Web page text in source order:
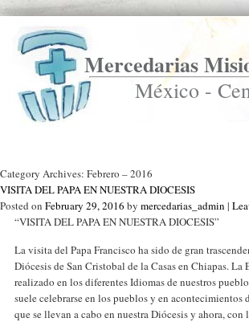
Mercedarias
México -
Category Archives: Febrero – 2016
VISITA DEL PAPA EN NUESTRA DIOCESIS
Posted on February 29, 2016 by mercedarias_admin |
“VISITA DEL PAPA EN NUESTRA DIOCESIS”
La visita del Papa Francisco ha sido de gran
Diócesis de San Cristobal de la Casas en Chiapas. La
realizado en los diferentes Idiomas de nuestros
suele celebrarse en los pueblos y en acontecimientos
que se llevan a cabo en nuestra Diócesis y ahora, con